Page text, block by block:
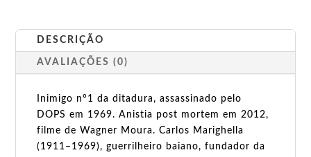
DESCRIÇÃO
AVALIAÇÕES (0)
Inimigo nº1 da ditadura, assassinado pelo
DOPS em 1969. Anistia post mortem em 2012,
filme de Wagner Moura. Carlos Marighella
(1911–1969), guerrilheiro baiano, fundador da